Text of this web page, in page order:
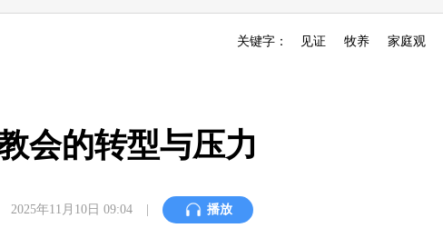
关键字： 见证 牧养 家庭观
会的转型与压力
2025年11月10日 09:04 播放